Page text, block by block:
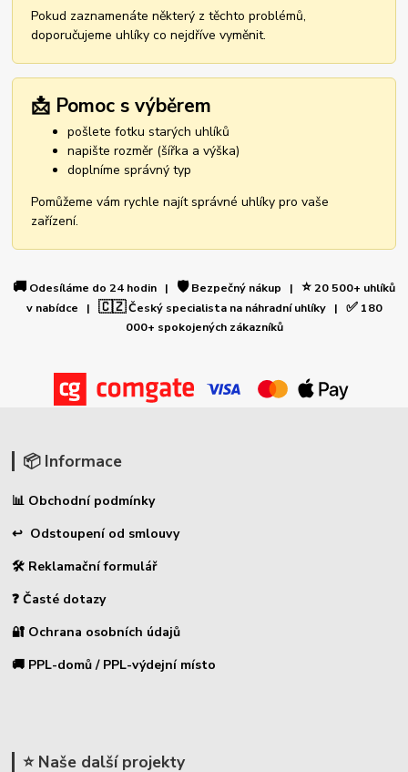
Pokud zaznamenáte některý z těchto problémů,
doporučujeme uhlíky co nejdříve vyměnit.
📩 Pomoc s výběrem
pošlete fotku starých uhlíků
napište rozměr (šířka a výška)
doplníme správný typ
Pomůžeme vám rychle najít správné uhlíky pro vaše
zařízení.
🚚 Odesíláme do 24 hodin | 🛡️Bezpečný nákup | ⭐20 500+ uhlíků
v nabídce | 🇨🇿Český specialista na náhradní uhlíky | ✅180
000+ spokojených zákazníků
📦 Informace
📊 Obchodní podmínky
↩ Odstoupení od smlouvy
🛠 Reklamační formulář
❓ Časté dotazy
🔐 Ochrana osobních údajů
🚚 PPL-domů / PPL-výdejní místo
⭐ Naše další projekty